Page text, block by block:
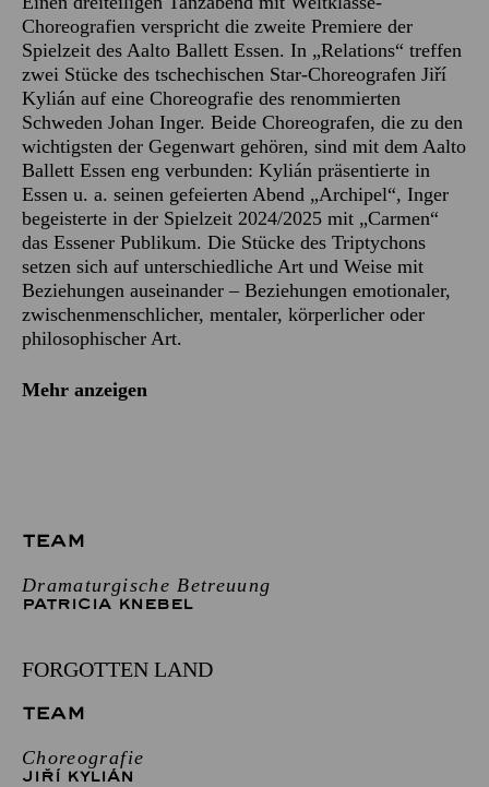
Choreografien verspricht die zweite Premiere der
Spielzeit des Aalto Ballett Essen. In „Relations“ treffen
zwei Stücke des tschechischen Star-Choreografen Jiří
Kylián auf eine Choreografie des renommierten
Schweden Johan Inger. Beide Choreografen, die zu den
wichtigsten der Gegenwart gehören, sind mit dem Aalto
Ballett Essen eng verbunden: Kylián präsentierte in
Essen u. a. seinen gefeierten Abend „Archipel“, Inger
begeisterte in der Spielzeit 2024/2025 mit „Carmen“
das Essener Publikum. Die Stücke des Triptychons
setzen sich auf unterschiedliche Art und Weise mit
Beziehungen auseinander – Beziehungen emotionaler,
zwischenmenschlicher, mentaler, körperlicher oder
philosophischer Art.
Mehr anzeigen
TEAM
Dramaturgische Betreuung
PATRICIA KNEBEL
FORGOTTEN LAND
TEAM
Choreografie
JIŘÍ KYLIÁN